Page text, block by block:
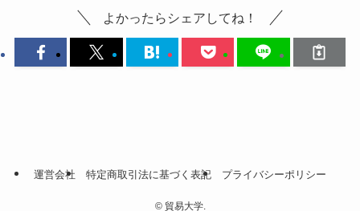
よかったらシェアしてね！
運営会社 特定商取引法に基づく表記 プライバシーポリシー
©貿易大学.